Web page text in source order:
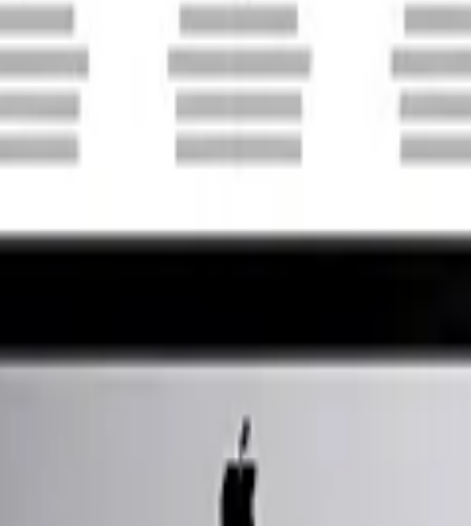
o reembolso
Tenemos una trayectoria de 10 años, ofrecemos la
exteriores e interiores forrados por un lado. Tendrás la
todo el contenido del KIT Inicial, adicionando materiales
completamente terminado, listo para habitar con todas sus